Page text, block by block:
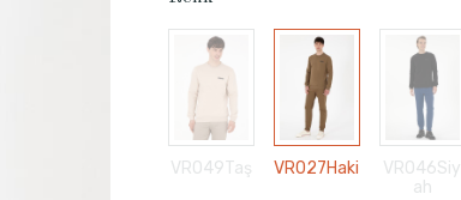
VR049Taş VR027Haki
VR046Siy
ah